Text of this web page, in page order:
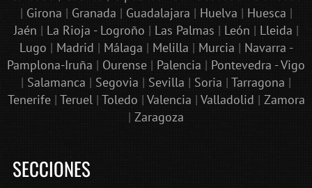
| Girona | Granada | Guadalajara | Huelva | Huesca |
Jaén | La Rioja - Logroño | Las Palmas | León | Lleida |
Lugo | Madrid | Málaga | Melilla | Murcia | Navarra -
Pamplona-Iruña | Ourense | Palencia | Pontevedra - Vigo
| Salamanca | Segovia | Sevilla | Soria | Tarragona |
Tenerife| Teruel | Toledo | Valencia | Valladolid | Zamora
| Zaragoza
SECCIONES